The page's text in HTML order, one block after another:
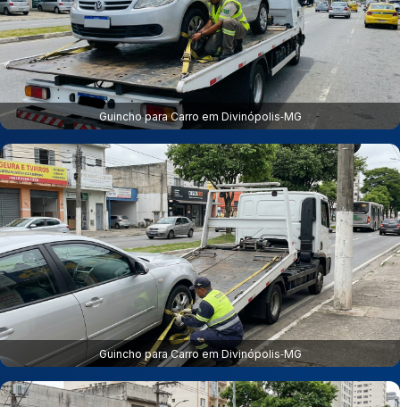
Guincho para Carro em Divinópolis‑MG
Guincho para Carro em Divinópolis‑MG